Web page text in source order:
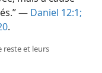
— Daniel 12:1;
.
reste et leurs